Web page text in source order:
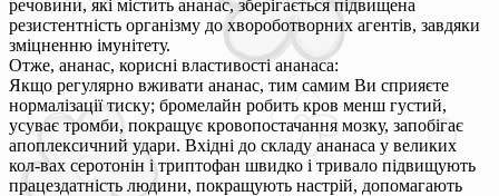
речовини, які містить ананас, зберігається підвищена
резистентність організму до хвороботворних агентів, завдяки
зміцненню імунітету.
Отже, ананас, корисні властивості ананаса:
Якщо регулярно вживати ананас, тим самим Ви сприяєте
нормалізації тиску; бромелайн робить кров менш густий,
усуває тромби, покращує кровопостачання мозку, запобігає
апоплексичний удари. Вхідні до складу ананаса у великих
кол-вах серотонін і триптофан швидко і тривало підвищують
працездатність людини, покращують настрій, допомагають